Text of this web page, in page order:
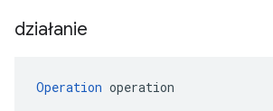
działanie
Operation operation